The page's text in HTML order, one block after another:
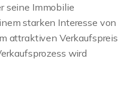
seine Immobilie
starken Interesse von
attraktiven Verkaufspreis
wird